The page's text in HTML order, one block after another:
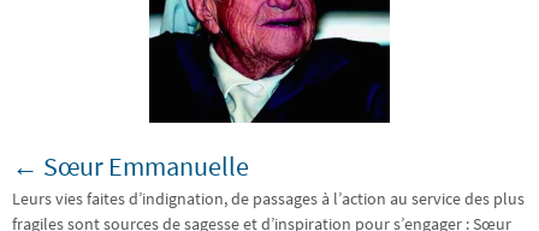
← Sœur Emmanuelle
Leurs vies faites d’indignation, de passages à l’action au service des plus
fragiles sont sources de sagesse et d’inspiration pour s’engager : Sœur